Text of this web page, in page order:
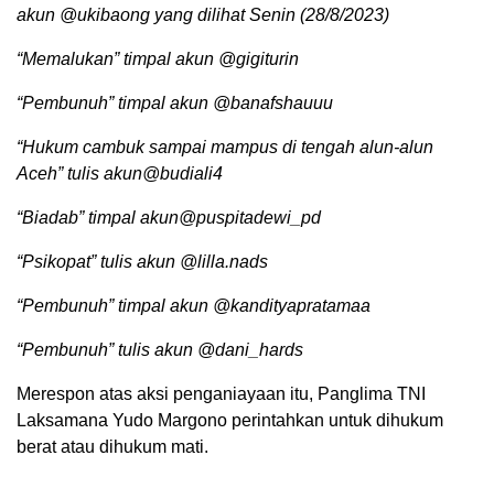
akun @ukibaong yang dilihat Senin (28/8/2023)
“Memalukan” timpal akun @gigiturin
“Pembunuh” timpal akun @banafshauuu
“Hukum cambuk sampai mampus di tengah alun-alun
Aceh” tulis akun@budiali4
“Biadab” timpal akun@puspitadewi_pd
“Psikopat” tulis akun @lilla.nads
“Pembunuh” timpal akun @kandityapratamaa
“Pembunuh” tulis akun @dani_hards
Merespon atas aksi penganiayaan itu, Panglima TNI
Laksamana Yudo Margono perintahkan untuk dihukum
berat atau dihukum mati.